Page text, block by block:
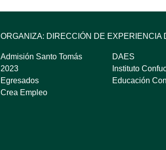
ORGANIZA: DIRECCIÓN DE
Admisión Santo Tomás
2023
Egresados
Crea Empleo
DAES
Instituto
Educación